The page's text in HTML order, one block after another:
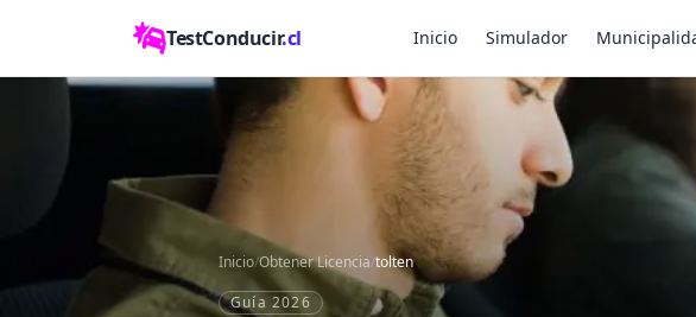
TestConducir.cl Inicio Simulador
Inicio/Obtener Licencia/tolten
Guía 2026